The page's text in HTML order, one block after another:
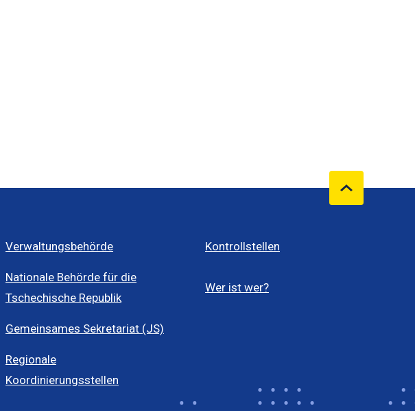
Verwaltungsbehörde
Nationale Behörde für die
Tschechische Republik
Gemeinsames Sekretariat (JS)
Regionale
Koordinierungsstellen
Kontrollstellen
Wer ist wer?